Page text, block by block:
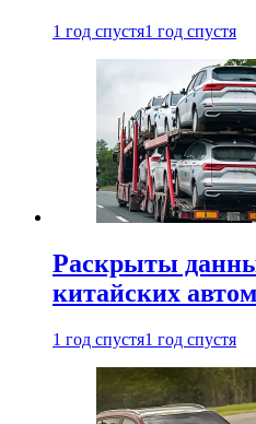
1 год спустя1 год спустя
Раскрыты
китайских
1 год спустя1 год спустя